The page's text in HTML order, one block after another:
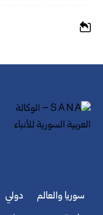
سوريا والعالم
دولي